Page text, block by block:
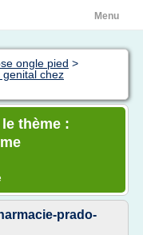
Menu
ongle pied >
genital chez
thème :
prado-